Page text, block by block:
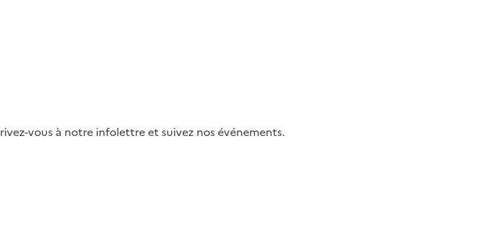
vous à notre infolettre et suivez nos événements.